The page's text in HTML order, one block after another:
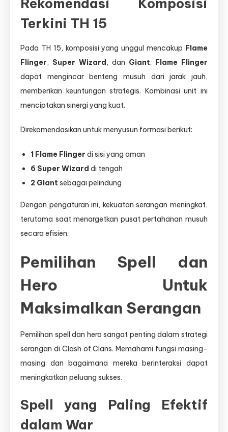
Terkini TH 15
Pada TH 15, komposisi yang unggul mencakup Flame
Flinger, Super Wizard, dan Giant. Flame Flinger
dapat mengincar benteng musuh dari jarak jauh,
memberikan keuntungan strategis. Kombinasi unit ini
menciptakan sinergi yang kuat.
Direkomendasikan untuk menyusun formasi berikut:
1 Flame Flinger di sisi yang aman
6 Super Wizard di tengah
2 Giant sebagai pelindung
Dengan pengaturan ini, kekuatan serangan meningkat,
terutama saat menargetkan pusat pertahanan musuh
secara efisien.
Pemilihan Spell dan
Hero Untuk
Maksimalkan Serangan
Pemilihan spell dan hero sangat penting dalam strategi
serangan di Clash of Clans. Memahami fungsi masing-
masing dan bagaimana mereka berinteraksi dapat
meningkatkan peluang sukses.
Spell yang Paling Efektif
dalam War